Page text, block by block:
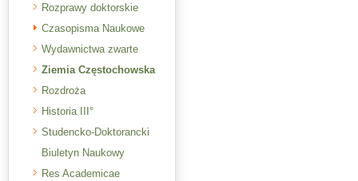
Rozprawy doktorskie
Czasopisma Naukowe
Wydawnictwa zwarte
Ziemia Częstochowska
Rozdroża
Historia III°
Studencko-Doktorancki
Biuletyn Naukowy
Res Academicae